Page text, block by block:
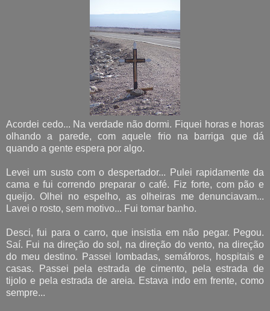
Acordei cedo... Na verdade não dormi. Fiquei horas e horas
olhando a parede, com aquele frio na barriga que dá
quando a gente espera por algo.
Levei um susto com o despertador... Pulei rapidamente da
cama e fui correndo preparar o café. Fiz forte, com pão e
queijo. Olhei no espelho, as olheiras me denunciavam...
Lavei o rosto, sem motivo... Fui tomar banho.
Desci, fui para o carro, que insistia em não pegar. Pegou.
Saí. Fui na direção do sol, na direção do vento, na direção
do meu destino. Passei lombadas, semáforos, hospitais e
casas. Passei pela estrada de cimento, pela estrada de
tijolo e pela estrada de areia. Estava indo em frente, como
sempre...